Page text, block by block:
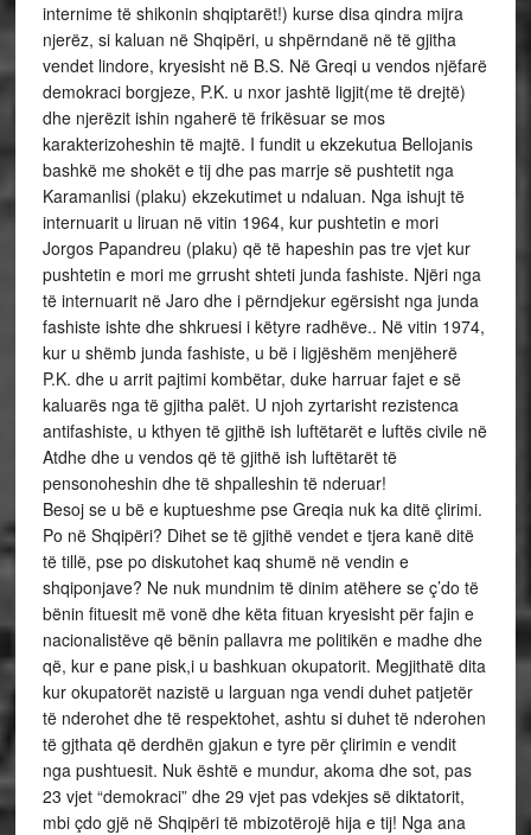
internime të shikonin shqiptarët!) kurse disa qindra mijra
njerëz, si kaluan në Shqipëri, u shpërndanë në të gjitha
vendet lindore, kryesisht në B.S. Në Greqi u vendos njëfarë
demokraci borgjeze, P.K. u nxor jashtë ligjit(me të drejtë)
dhe njerëzit ishin ngaherë të frikësuar se mos
karakterizoheshin të majtë. I fundit u ekzekutua Bellojanis
bashkë me shokët e tij dhe pas marrje së pushtetit nga
Karamanlisi (plaku) ekzekutimet u ndaluan. Nga ishujt të
internuarit u liruan në vitin 1964, kur pushtetin e mori
Jorgos Papandreu (plaku) që të hapeshin pas tre vjet kur
pushtetin e mori me grrusht shteti junda fashiste. Njëri nga
të internuarit në Jaro dhe i përndjekur egërsisht nga junda
fashiste ishte dhe shkruesi i këtyre radhëve.. Në vitin 1974,
kur u shëmb junda fashiste, u bë i ligjëshëm menjëherë
P.K. dhe u arrit pajtimi kombëtar, duke harruar fajet e së
kaluarës nga të gjitha palët. U njoh zyrtarisht rezistenca
antifashiste, u kthyen të gjithë ish luftëtarët e luftës civile në
Atdhe dhe u vendos që të gjithë ish luftëtarët të
pensonoheshin dhe të shpalleshin të nderuar!
Besoj se u bë e kuptueshme pse Greqia nuk ka ditë çlirimi.
Po në Shqipëri? Dihet se të gjithë vendet e tjera kanë ditë
të tillë, pse po diskutohet kaq shumë në vendin e
shqiponjave? Ne nuk mundnim të dinim atëhere se ç’do të
bënin fituesit më vonë dhe këta fituan kryesisht për fajin e
nacionalistëve që bënin pallavra me politikën e madhe dhe
që, kur e pane pisk,i u bashkuan okupatorit. Megjithatë dita
kur okupatorët nazistë u larguan nga vendi duhet patjetër
të nderohet dhe të respektohet, ashtu si duhet të nderohen
të gjthata që derdhën gjakun e tyre për çlirimin e vendit
nga pushtuesit. Nuk është e mundur, akoma dhe sot, pas
23 vjet “demokraci” dhe 29 vjet pas vdekjes së diktatorit,
mbi çdo gjë në Shqipëri të mbizotërojë hija e tij! Nga ana